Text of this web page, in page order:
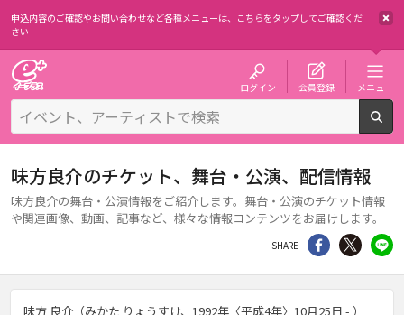
申込内容のご確認やお問い合わせなど各種メニューは、 こちらをタップしてご確認くだ
さい
ログイン 会員登録 メニュー
味方良介のチケット、舞台・公演、配信情報
味方良介の舞台・公演情報をご紹介します。舞台・公演のチケット情報
や関連画像、動画、記事など、様々な情報コンテンツをお届けします。
SHARE シェア Twitter
味方 良介（みかた りょうすけ、1992年〈平成4年〉10月25日 - ）